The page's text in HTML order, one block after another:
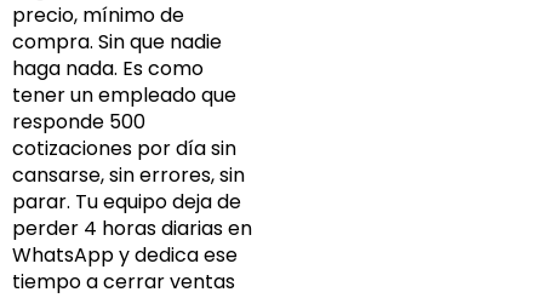
precio, mínimo de
compra. Sin que nadie
haga nada. Es como
tener un empleado que
responde 500
cotizaciones por día sin
cansarse, sin errores, sin
parar. Tu equipo deja de
perder 4 horas diarias en
WhatsApp y dedica ese
tiempo a cerrar ventas